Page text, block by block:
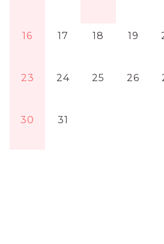
16 17 18 19
23 24 25 26
30 31